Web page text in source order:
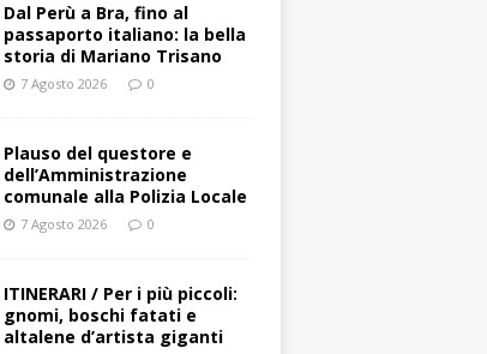
​Dal Perù a Bra, fino al
passaporto italiano: la bella
storia di Mariano Trisano
7 Agosto 2026 0
Plauso del questore e
dell’Amministrazione
comunale alla Polizia Locale
7 Agosto 2026 0
ITINERARI / Per i più piccoli:
gnomi, boschi fatati e
altalene d’artista giganti